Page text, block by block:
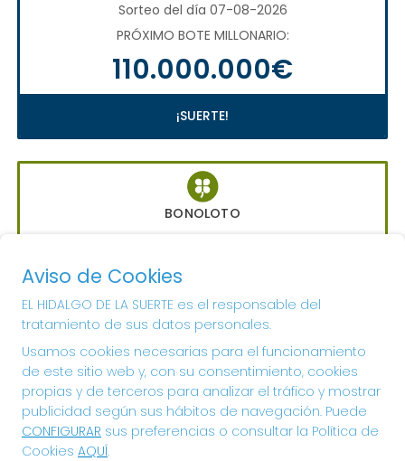
Sorteo del día 07-08-2026
PRÓXIMO BOTE MILLONARIO:
110.000.000€
¡SUERTE!
BONOLOTO
PRÓXIMO BOTE MILLONARIO:
700.000€
¡SUERTE!
Aviso de Cookies
EL HIDALGO DE LA SUERTE es el responsable del
tratamiento de sus datos personales.
Usamos cookies necesarias para el funcionamiento
de este sitio web y, con su consentimiento, cookies
propias y de terceros para analizar el tráfico y mostrar
publicidad según sus hábitos de navegación. Puede
CONFIGURAR sus preferencias o consultar la Política de
Cookies AQUÍ.